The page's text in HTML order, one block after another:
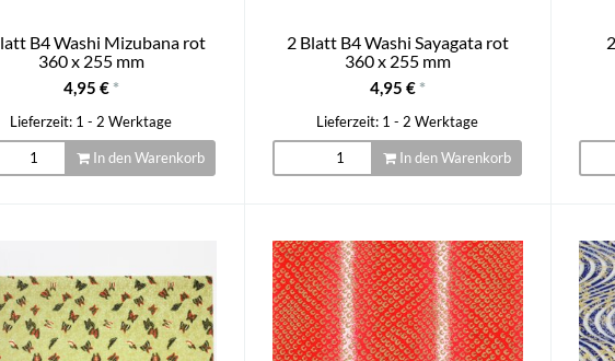
B4 Washi Mizubana rot
360 x 255 mm
4,95 € *
Lieferzeit: 1 - 2 Werktage
In den Warenkorb
2 Blatt B4 Washi Sayagata rot
360 x 255 mm
4,95 € *
Lieferzeit: 1 - 2 Werktage
In den Warenkorb